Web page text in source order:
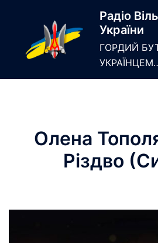
Радіо
України
ГОРДИЙ
Олена
Різдво